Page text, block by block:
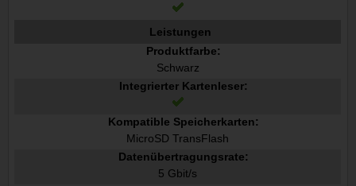
Leistungen
Produktfarbe:
Schwarz
Integrierter Kartenleser:
Kompatible Speicherkarten:
MicroSD TransFlash
Datenübertragungsrate:
5 Gbit/s